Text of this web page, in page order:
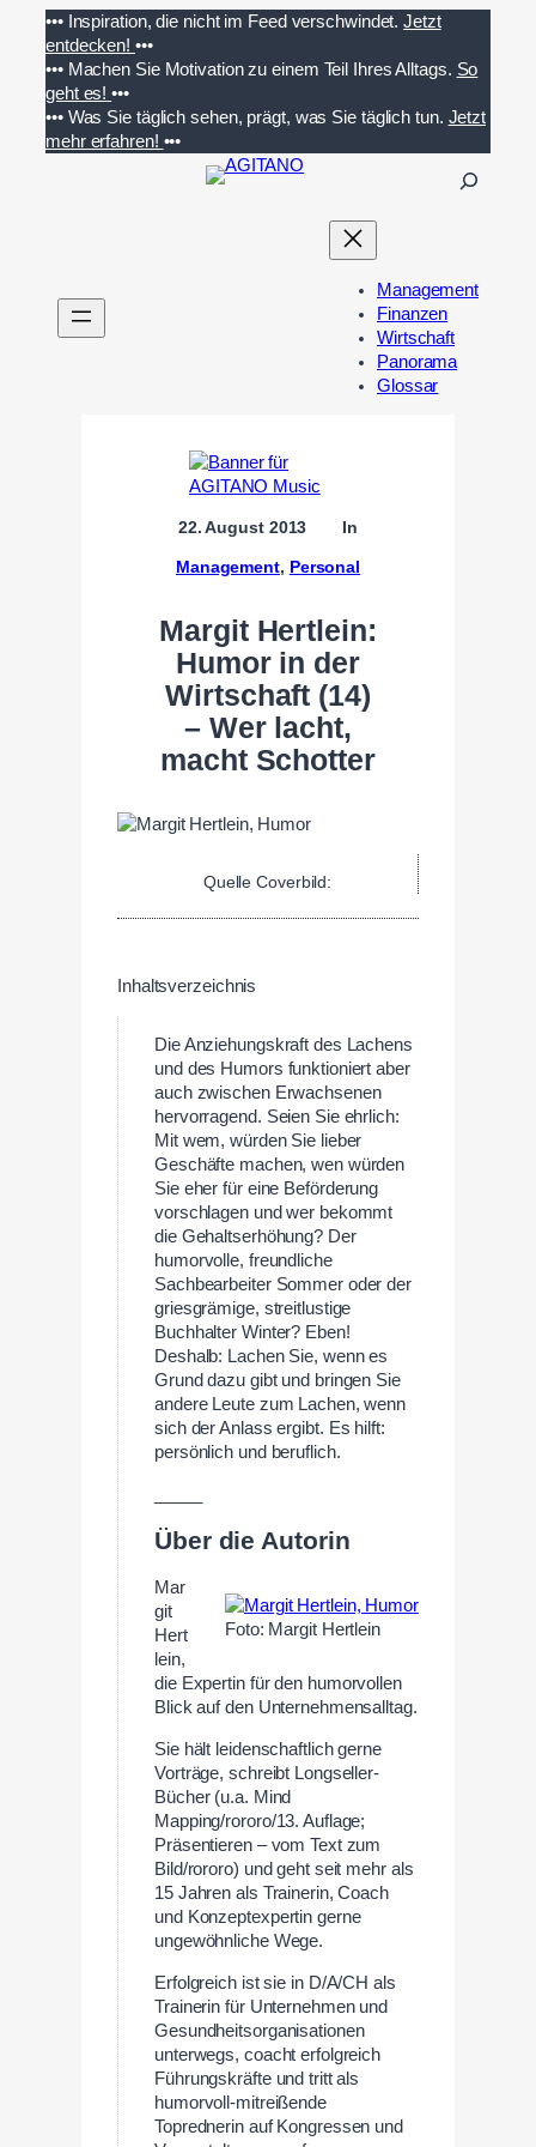
Inhalt
springen
••• Inspiration, die nicht im Feed verschwindet. Jetzt
entdecken! •••
••• Machen Sie Motivation zu einem Teil Ihres Alltags. So
geht es!•••
••• Was Sie täglich sehen, prägt, was Sie täglich tun. Jetzt
mehr erfahren! •••
n
Management
Finanzen
Wirtschaft
Panorama
Glossar
22. August 2013 In
Management, Personal
Margit Hertlein:
Humor in der
Wirtschaft (14)
– Wer lacht,
macht Schotter
Quelle Coverbild:
Inhaltsverzeichnis
Die Anziehungskraft des Lachens
und des Humors funktioniert aber
auch zwischen Erwachsenen
hervorragend. Seien Sie ehrlich:
Mit wem, würden Sie lieber
Geschäfte machen, wen würden
Sie eher für eine Beförderung
vorschlagen und wer bekommt
die Gehaltserhöhung? Der
humorvolle, freundliche
Sachbearbeiter Sommer oder der
griesgrämige, streitlustige
Buchhalter Winter? Eben!
Deshalb: Lachen Sie, wenn es
Grund dazu gibt und bringen Sie
andere Leute zum Lachen, wenn
sich der Anlass ergibt. Es hilft:
persönlich und beruflich.
Über die Autorin
Foto: Margit Hertlein
Mar
git
Hert
lein,
die Expertin für den humorvollen
Blick auf den Unternehmensalltag.
Sie hält leidenschaftlich gerne
Vorträge, schreibt Longseller-
Bücher (u.a. Mind
Mapping/rororo/13. Auflage;
Präsentieren – vom Text zum
Bild/rororo) und geht seit mehr als
15 Jahren als Trainerin, Coach
und Konzeptexpertin gerne
ungewöhnliche Wege.
Erfolgreich ist sie in D/A/CH als
Trainerin für Unternehmen und
Gesundheitsorganisationen
unterwegs, coacht erfolgreich
Führungskräfte und tritt als
humorvoll-mitreißende
Toprednerin auf Kongressen und